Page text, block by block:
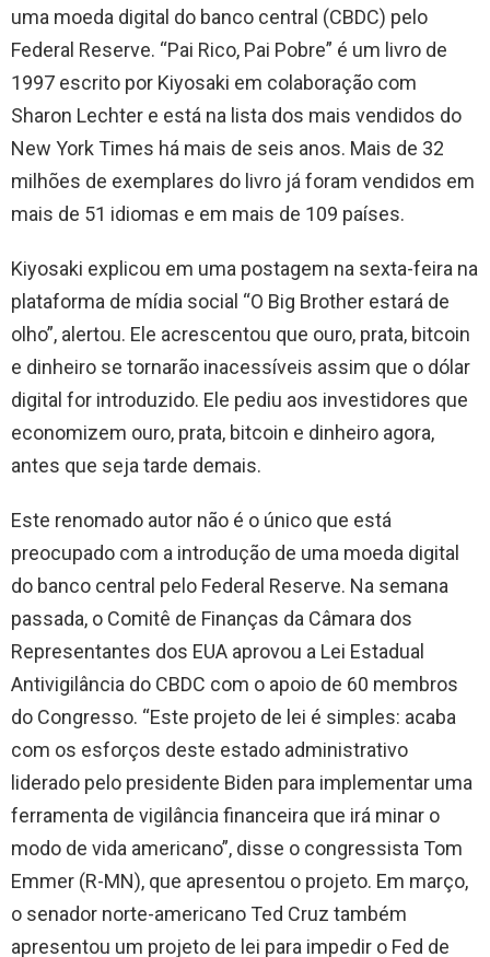
uma moeda digital do banco central (CBDC) pelo
Federal Reserve. “Pai Rico, Pai Pobre” é um livro de
1997 escrito por Kiyosaki em colaboração com
Sharon Lechter e está na lista dos mais vendidos do
New York Times há mais de seis anos. Mais de 32
milhões de exemplares do livro já foram vendidos em
mais de 51 idiomas e em mais de 109 países.
Kiyosaki explicou em uma postagem na sexta-feira na
plataforma de mídia social “O Big Brother estará de
olho”, alertou. Ele acrescentou que ouro, prata, bitcoin
e dinheiro se tornarão inacessíveis assim que o dólar
digital for introduzido. Ele pediu aos investidores que
economizem ouro, prata, bitcoin e dinheiro agora,
antes que seja tarde demais.
Este renomado autor não é o único que está
preocupado com a introdução de uma moeda digital
do banco central pelo Federal Reserve. Na semana
passada, o Comitê de Finanças da Câmara dos
Representantes dos EUA aprovou a Lei Estadual
Antivigilância do CBDC com o apoio de 60 membros
do Congresso. “Este projeto de lei é simples: acaba
com os esforços deste estado administrativo
liderado pelo presidente Biden para implementar uma
ferramenta de vigilância financeira que irá minar o
modo de vida americano”, disse o congressista Tom
Emmer (R-MN), que apresentou o projeto. Em março,
o senador norte-americano Ted Cruz também
apresentou um projeto de lei para impedir o Fed de